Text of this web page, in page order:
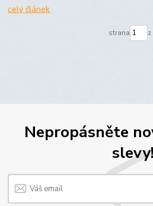
celý článek
strana z
Nepropásněte
slevy!